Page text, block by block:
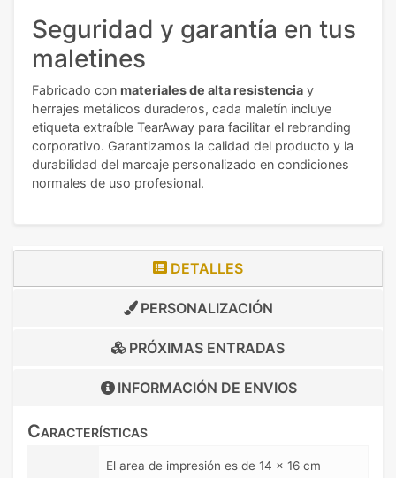
Seguridad y garantía en tus
maletines
Fabricado con materiales de alta resistencia y
herrajes metálicos duraderos, cada maletín incluye
etiqueta extraíble TearAway para facilitar el rebranding
corporativo. Garantizamos la calidad del producto y la
durabilidad del marcaje personalizado en condiciones
normales de uso profesional.
DETALLES
PERSONALIZACIÓN
PRÓXIMAS ENTRADAS
INFORMACIÓN DE ENVIOS
Características
El area de impresión es de 14 x 16 cm